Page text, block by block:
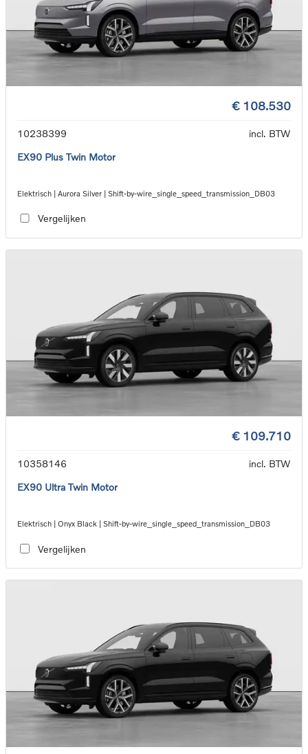
€ 108.530
10238399
incl. BTW
EX90 Plus Twin Motor
Elektrisch | Aurora Silver | Shift-by-wire_single_speed_transmission_DB03
Vergelijken
€ 109.710
10358146
incl. BTW
EX90 Ultra Twin Motor
Elektrisch | Onyx Black | Shift-by-wire_single_speed_transmission_DB03
Vergelijken